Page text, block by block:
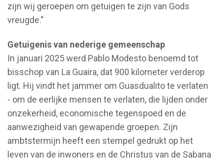
zijn wij geroepen om getuigen te zijn van Gods
vreugde.”
Getuigenis van nederige gemeenschap
In januari 2025 werd Pablo Modesto benoemd tot
bisschop van La Guaira, dat 900 kilometer verderop
ligt. Hij vindt het jammer om Guasdualito te verlaten
- om de eerlijke mensen te verlaten, die lijden onder
onzekerheid, economische tegenspoed en de
aanwezigheid van gewapende groepen. Zijn
ambtstermijn heeft een stempel gedrukt op het
leven van de inwoners en de Christus van de Sabana